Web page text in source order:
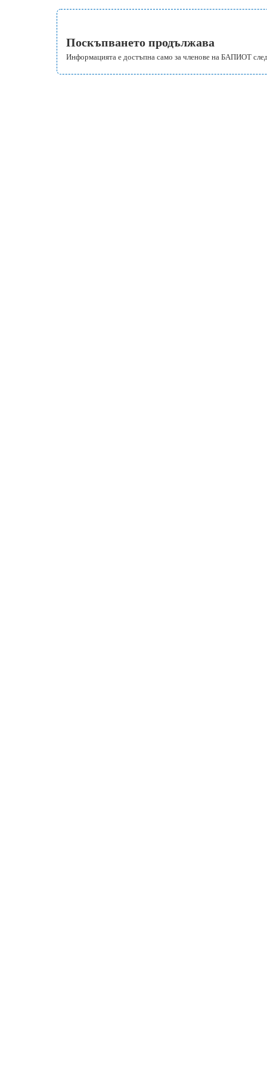
Поскъпването продължава
Информацията е достъпна само за членове на БАПИОТ